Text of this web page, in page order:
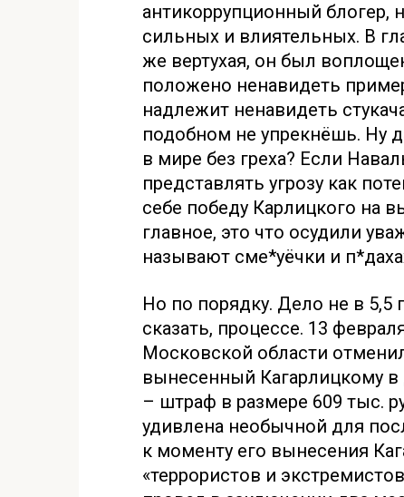
антикоррупционный блогер,
сильных и влиятельных. В
же вертухая, он был
положено ненавидеть
надлежит ненавидеть
подобном не упрекнёшь. Ну
в мире без греха? Если
представлять угрозу как
себе победу Карлицкого на
главное, это что осудили
называют сме*уёчки и
Но по порядку. Дело не в 5,5
сказать, процессе. 13
Московской области
вынесенный Кагарлицкому
– штраф в размере 609 тыс.
удивлена необычной для
к моменту его вынесения
«террористов и